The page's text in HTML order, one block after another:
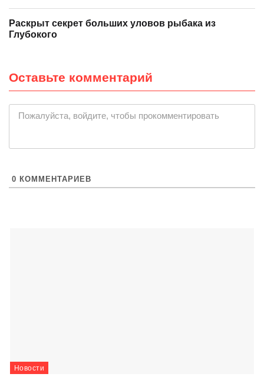
Раскрыт секрет больших уловов рыбака из
Глубокого
Оставьте комментарий
Пожалуйста, войдите, чтобы прокомментировать
0 КОММЕНТАРИЕВ
Новости